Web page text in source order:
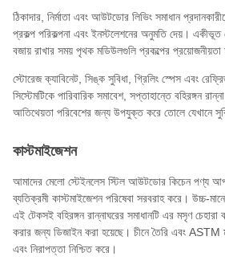
ঠিকাদার, নির্মাতা এবং আউটডোর লিভিং সমাধান
প্রকল্প পরিকল্পনা এবং ইনস্টলেশনের অনুমতি দেয়। একীভূত
বজায় রাখার সময় পৃথক মডিউলগুলি প্রকল্পের প্রয়োজনীয়তা
স্টোরেজ ক্যাবিনেট, সিঙ্ক সুবিধা, গ্রিলিং স্পেস এবং
সিস্টেমটিকে পারিবারিক সমাবেশ, সপ্তাহান্তে বহিরঙ্গন
আতিথেয়তা পরিবেশের জন্য উপযুক্ত করে তোলে যেখানে
কাস্টমাইজেশন
আমাদের মেলো স্টেইনলেস স্টিল আউটডোর কিচেন পণ্য আপনার
ব্যতিক্রমী কাস্টমাইজেশন পরিষেবা সরবরাহ করে। উচ্চ-
এই টেকসই বহিরঙ্গন রান্নাঘরের সমাধানটি এর মসৃণ
করার জন্য ডিজাইন করা হয়েছে। চীনে তৈরি এবং ASTM
এবং নিরাপত্তা নিশ্চিত করে।